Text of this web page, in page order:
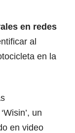
en redes
al
en la
un
en video